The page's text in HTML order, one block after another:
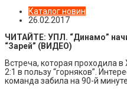
Каталог новин
26.02.2017
ЧИТАЙТЕ: УПЛ. “Динамо”
“Зарей” (ВИДЕО)
Встреча, которая проходила
2:1 в пользу “горняков”.
команда забила на 90-й минуте.